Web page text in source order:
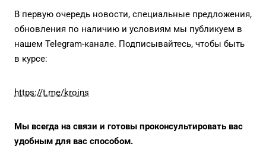
В первую очередь новости, специальные предложения,
обновления по наличию и условиям мы публикуем в
нашем Telegram-канале. Подписывайтесь, чтобы быть
в курсе:
https://t.me/kroins
Мы всегда на связи и готовы проконсультировать вас
удобным для вас способом.